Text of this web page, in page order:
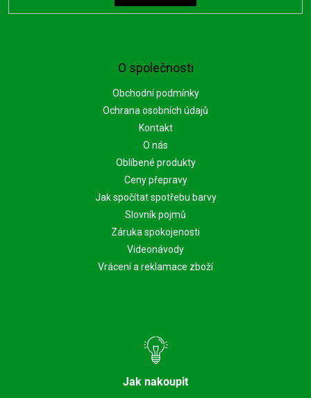
O společnosti
Obchodní podmínky
Ochrana osobních údajů
Kontakt
O nás
Oblíbené produkty
Ceny přepravy
Jak spočítat spotřebu barvy
Slovník pojmů
Záruka spokojenosti
Videonávody
Vrácení a reklamace zboží
Jak nakoupit